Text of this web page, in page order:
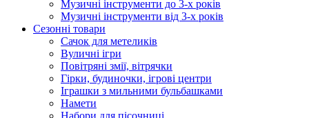
Музичні інструменти до 3-х років
Музичні інструменти від 3-х років
Сезонні товари
Сачок для метеликів
Вуличні ігри
Повітряні змії, вітрячки
Гірки, будиночки, ігрові центри
Іграшки з мильними бульбашками
Намети
Набори для пісочниці